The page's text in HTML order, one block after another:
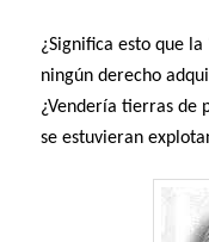
¿Significa esto que
ningún derecho
¿Vendería tierras de
se estuvieran